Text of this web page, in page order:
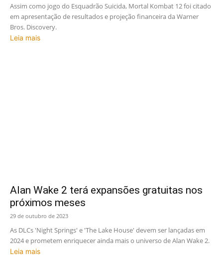
Assim como jogo do Esquadrão Suicida, Mortal Kombat 12 foi citado
em apresentação de resultados e projeção financeira da Warner
Bros. Discovery.
Leia mais
Alan Wake 2 terá expansões gratuitas nos
próximos meses
29 de outubro de 2023
As DLCs 'Night Springs' e 'The Lake House' devem ser lançadas em
2024 e prometem enriquecer ainda mais o universo de Alan Wake 2.
Leia mais